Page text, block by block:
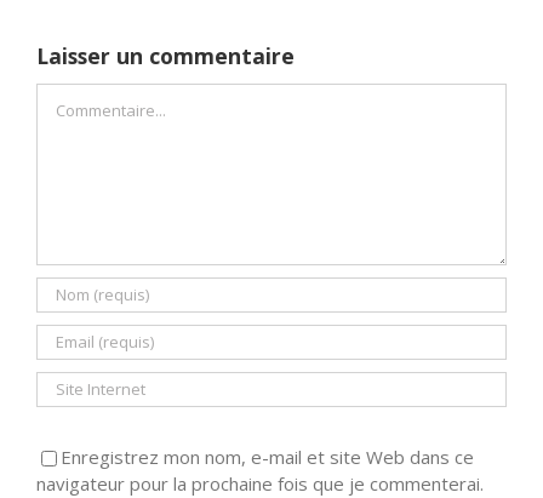
Laisser un commentaire
Enregistrez mon nom, e-mail et site Web dans ce
navigateur pour la prochaine fois que je commenterai.